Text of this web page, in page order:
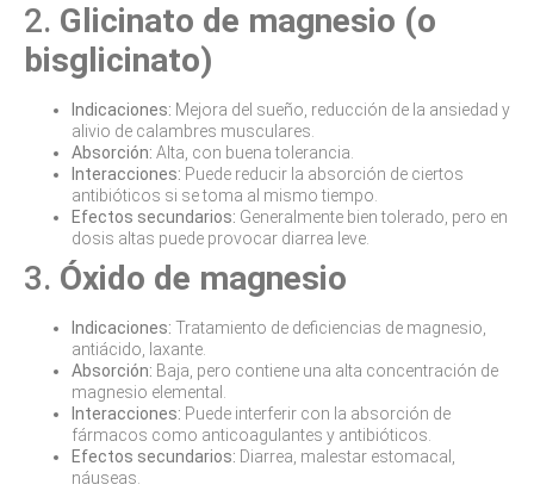
2. Glicinato de magnesio (o
bisglicinato)
Indicaciones: Mejora del sueño, reducción de la ansiedad y
alivio de calambres musculares.
Absorción: Alta, con buena tolerancia.
Interacciones: Puede reducir la absorción de ciertos
antibióticos si se toma al mismo tiempo.
Efectos secundarios: Generalmente bien tolerado, pero en
dosis altas puede provocar diarrea leve.
3. Óxido de magnesio
Indicaciones: Tratamiento de deficiencias de magnesio,
antiácido, laxante.
Absorción: Baja, pero contiene una alta concentración de
magnesio elemental.
Interacciones: Puede interferir con la absorción de
fármacos como anticoagulantes y antibióticos.
Efectos secundarios: Diarrea, malestar estomacal,
náuseas.